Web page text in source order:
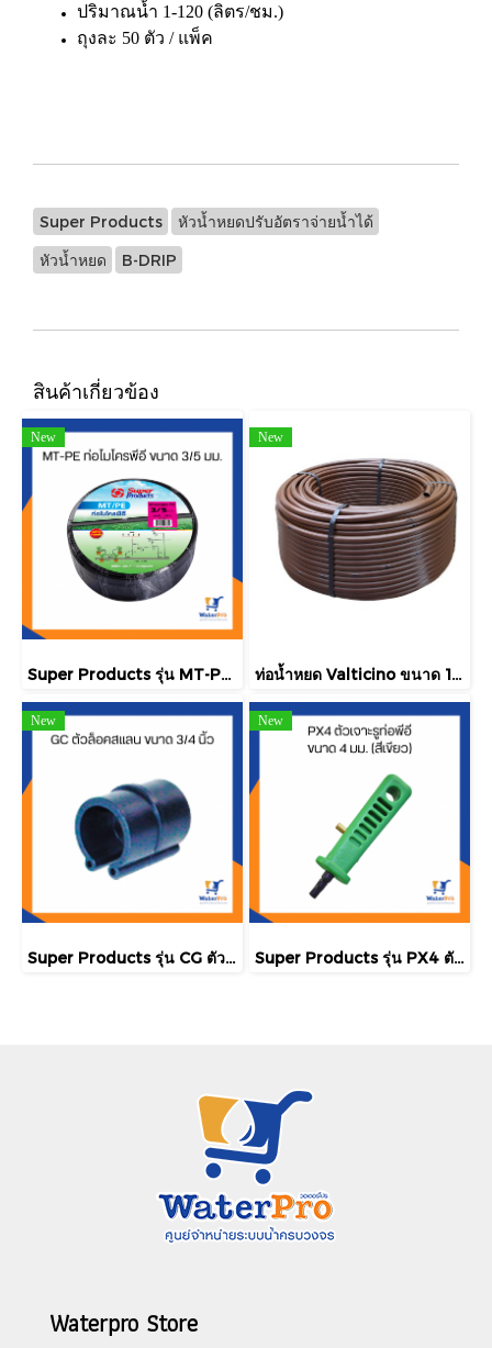
ปริมาณน้ำ 1-120 (ลิตร/ชม.)
ถุงละ 50 ตัว / แพ็ค
Super Products หัวน้ำหยดปรับอัตราจ่ายน้ำได้
หัวน้ำหยด B-DRIP
สินค้าเกี่ยวข้อง
New
Super Products รุ่น MT-PE ท่อไมโครพีอี ขนาด 3/5 มม.
New
ท่อน้ำหยด Valticino ขนาด 17 มม. ยาว 500 ฟุต/ม้วน
New
Super Products รุ่น CG ตัวล็อคสแลน พลาสติกโรงเรือน ขนาด 3/4 นิ้ว
New
Super Products รุ่น PX4 ตัวเจาะรูท่อพีอี ขนาด 4 มม. (สีเขียว)
Waterpro Store